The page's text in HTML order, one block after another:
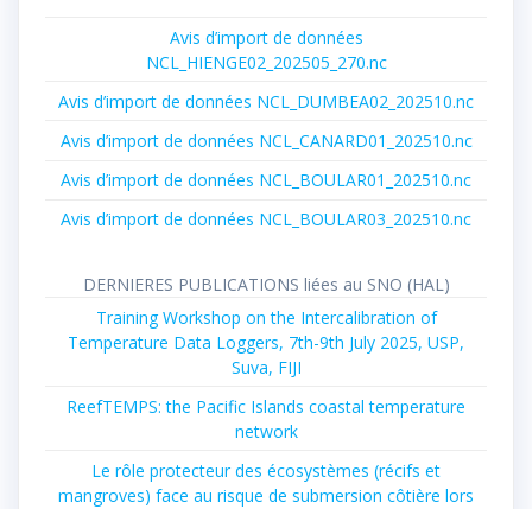
Avis d’import de données
NCL_HIENGE02_202505_270.nc
Avis d’import de données NCL_DUMBEA02_202510.nc
Avis d’import de données NCL_CANARD01_202510.nc
Avis d’import de données NCL_BOULAR01_202510.nc
Avis d’import de données NCL_BOULAR03_202510.nc
DERNIERES PUBLICATIONS liées au SNO (HAL)
Training Workshop on the Intercalibration of
Temperature Data Loggers, 7th-9th July 2025, USP,
Suva, FIJI
ReefTEMPS: the Pacific Islands coastal temperature
network
Le rôle protecteur des écosystèmes (récifs et
mangroves) face au risque de submersion côtière lors